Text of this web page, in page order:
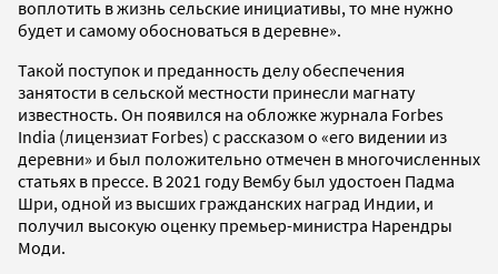
воплотить в жизнь сельские инициативы, то мне нужно
будет и самому обосноваться в деревне».
Такой поступок и преданность делу обеспечения
занятости в сельской местности принесли магнату
известность. Он появился на обложке журнала Forbes
India (лицензиат Forbes) с рассказом о «его видении из
деревни» и был положительно отмечен в многочисленных
статьях в прессе. В 2021 году Вембу был удостоен Падма
Шри, одной из высших гражданских наград Индии, и
получил высокую оценку премьер-министра Нарендры
Моди.